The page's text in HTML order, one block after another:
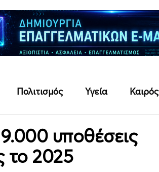
Πολιτισμός Υγεία Καιρός
υποθέσεις
το 2025